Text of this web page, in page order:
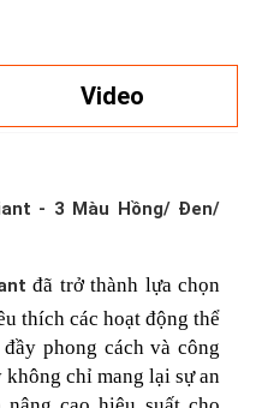
- 3 Màu Hồng/ Đen/
đã trở thành lựa chọn
thích các hoạt động thể
phong cách và công
chỉ mang lại sự an
Video